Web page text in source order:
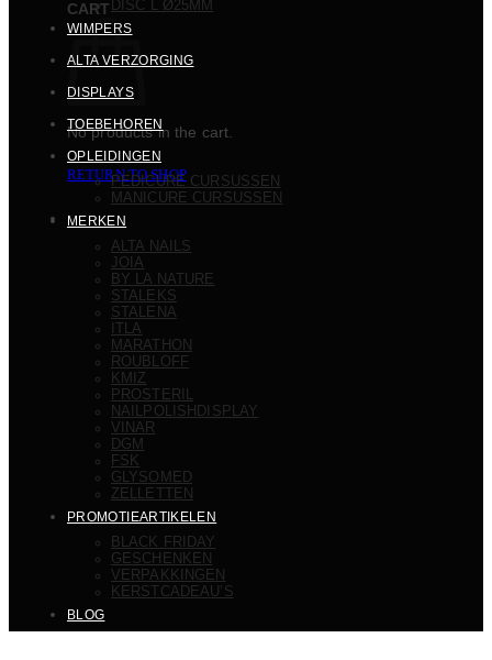
CART
No products in the cart.
RETURN TO SHOP
DISC L Ø25MM
WIMPERS
ALTA VERZORGING
DISPLAYS
TOEBEHOREN
OPLEIDINGEN
PEDICURE CURSUSSEN
MANICURE CURSUSSEN
MERKEN
ALTA NAILS
JOIA
BY LA NATURE
STALEKS
STALENA
ITLA
MARATHON
ROUBLOFF
KMIZ
PROSTERIL
NAILPOLISHDISPLAY
VINAR
DGM
FSK
GLYSOMED
ZELLETTEN
PROMOTIEARTIKELEN
BLACK FRIDAY
GESCHENKEN
VERPAKKINGEN
KERSTCADEAU’S
BLOG